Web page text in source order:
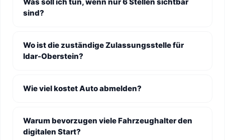
sind?
Wo ist die zuständige Zulassungsstelle für
Idar-Oberstein?
Wie viel kostet Auto abmelden?
Warum bevorzugen viele Fahrzeughalter den
digitalen Start?